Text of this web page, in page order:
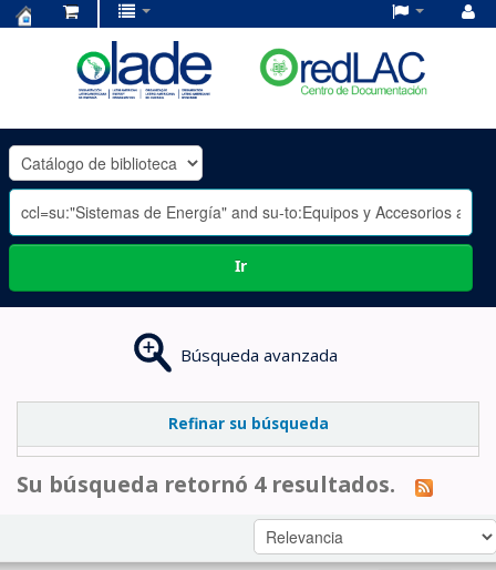
OLADE
-
Ir
Búsqueda avanzada
Refinar su búsqueda
Su búsqueda retornó 4 resultados.